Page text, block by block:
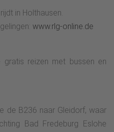
in Holthausen.
www.rlg-online.de
gratis reizen met bussen en
de B236 naar Gleidorf, waar
Bad Fredeburg Eslohe